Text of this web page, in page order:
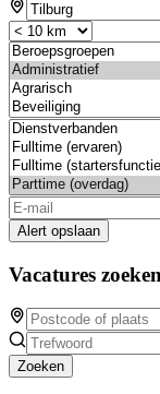
Alert opslaan
Vacatures zoeken
Zoeken